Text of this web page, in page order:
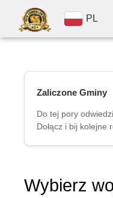
PL
Zaliczone Gminy
Do tej pory
Dołącz i bij kolejne
Wybierz